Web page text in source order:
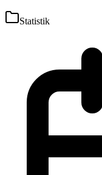
Statistik